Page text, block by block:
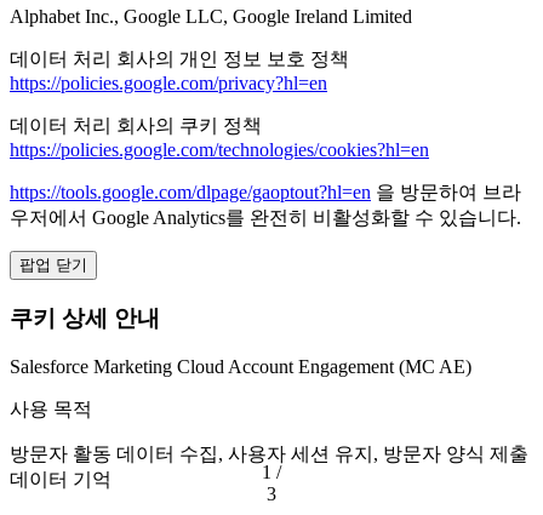
1 /
3
Alphabet Inc., Google LLC, Google Ireland Limited
데이터 처리 회사의 개인 정보 보호 정책
https://policies.google.com/privacy?hl=en
데이터 처리 회사의 쿠키 정책
https://policies.google.com/technologies/cookies?hl=en
https://tools.google.com/dlpage/gaoptout?hl=en 을 방문하여 브라
우저에서 Google Analytics를 완전히 비활성화할 수 있습니다.
팝업 닫기
쿠키 상세 안내
Salesforce Marketing Cloud Account Engagement (MC AE)
사용 목적
방문자 활동 데이터 수집, 사용자 세션 유지, 방문자 양식 제출
데이터 기억